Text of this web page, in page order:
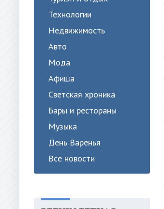
Технологии
Недвижимость
Авто
Мода
Афиша
Светская хроника
Бары и рестораны
Музыка
День Варенья
Все новости